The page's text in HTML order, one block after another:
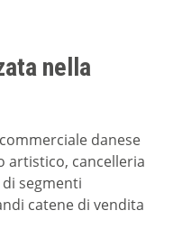
nella
danese
artistico, cancelleria
segmenti
catene di vendita